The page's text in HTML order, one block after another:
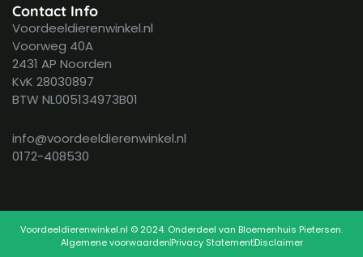
Contact Info
Voordeeldierenwinkel.nl
Voorweg 40A
2431 AP Noorden
KvK 28030897
BTW NL005134973B01
info@voordeeldierenwinkel.nl
0172-408530
Voordeeldierenwinkel.nl © 2024. Onderdeel van Bloemenhuis Pietersen.
Algemene voorwaardenPrivacy StatementDisclaimer